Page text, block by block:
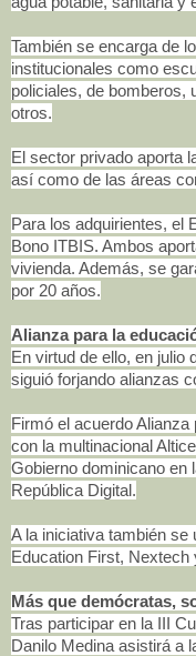
También se encarga de
institucionales como
policiales, de bomberos,
otros.
El sector privado aporta
así como de las áreas
Para los adquirientes, el
Bono ITBIS. Ambos
vivienda. Además, se
por 20 años.
Alianza para la
En virtud de ello, en julio
siguió forjando alianzas
Firmó el acuerdo
con la multinacional
Gobierno dominicano en
República Digital.
A la iniciativa también
Education First,
Más que demócratas,
Tras participar en la III
Danilo Medina asistirá a